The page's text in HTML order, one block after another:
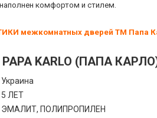
комфортом и стилем.
межкомнатных дверей ТМ Папа
PAPA KARLO (ПАПА
Украина
5 ЛЕТ
ЭМАЛИТ, ПОЛИПРОПИЛЕН